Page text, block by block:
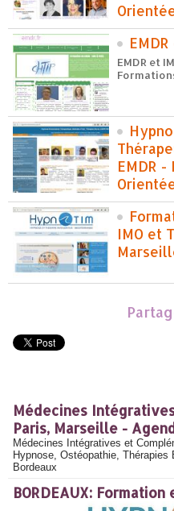
EMDR et
EMDR
IMO et
Médecines
Paris, Marseille -
Médecines Intégratives et
Hypnose, Ostéopathie,
Bordeaux
BORDEAUX: Formation